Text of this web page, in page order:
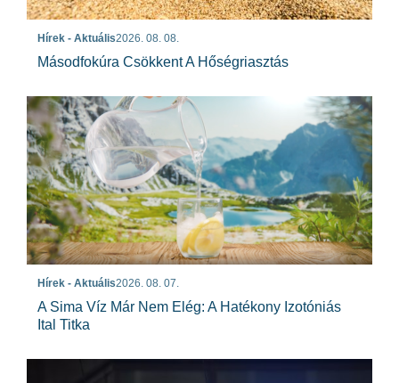
Hírek - Aktuális2026. 08. 08.
Másodfokúra Csökkent A Hőségriasztás
Hírek - Aktuális2026. 08. 07.
A Sima Víz Már Nem Elég: A Hatékony Izotóniás
Ital Titka